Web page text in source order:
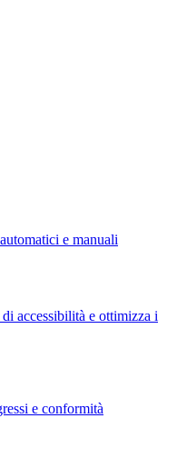
e manuali
accessibilità e ottimizza i
e conformità